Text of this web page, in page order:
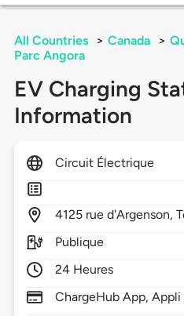
All Countries > Canada >
Parc Angora
EV Charging
Information
Circuit Électrique
4125 rue d'Argenson,
Publique
24 Heures
ChargeHub App, Appli